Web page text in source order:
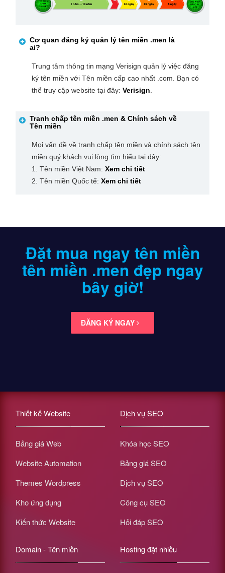
Cơ quan đăng ký quản lý tên miền .men là
ai?
Trung tâm thông tin mạng Verisign quản lý việc đăng
ký tên miền với Tên miền cấp cao nhất .com. Bạn có
thể truy cập website tại đây:Verisign.
Tranh chấp tên miền .men & Chính sách về
Tên miền
Mọi vấn đề về tranh chấp tên miền và chính sách tên
miền quý khách vui lòng tìm hiểu tại đây:
1. Tên miền Việt Nam:Xem chi tiết
2. Tên miền Quốc tế:Xem chi tiết
Đặt mua ngay tên miền
tên miền .men đẹp ngay
bây giờ!
ĐĂNG KÝ NGAY
Thiết kế Website
Bảng giá Web
Website Automation
Themes Wordpress
Kho ứng dụng
Kiến thức Website
Dịch vụ SEO
Khóa học SEO
Bảng giá SEO
Dịch vụ SEO
Công cụ SEO
Hỏi đáp SEO
Domain - Tên miền Hosting đặt nhiều